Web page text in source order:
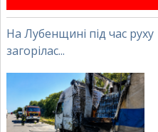
На Лубенщині під час руху
загорілас...